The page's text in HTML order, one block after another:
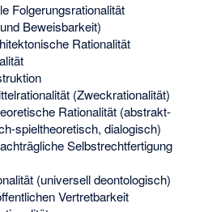
Folgerungsrationalität
Beweisbarkeit)
Rationalität
(Zweckrationalität)
Rationalität (abstrakt-
spieltheoretisch, dialogisch)
Selbstrechtfertigung
(universell deontologisch)
Vertretbarkeit